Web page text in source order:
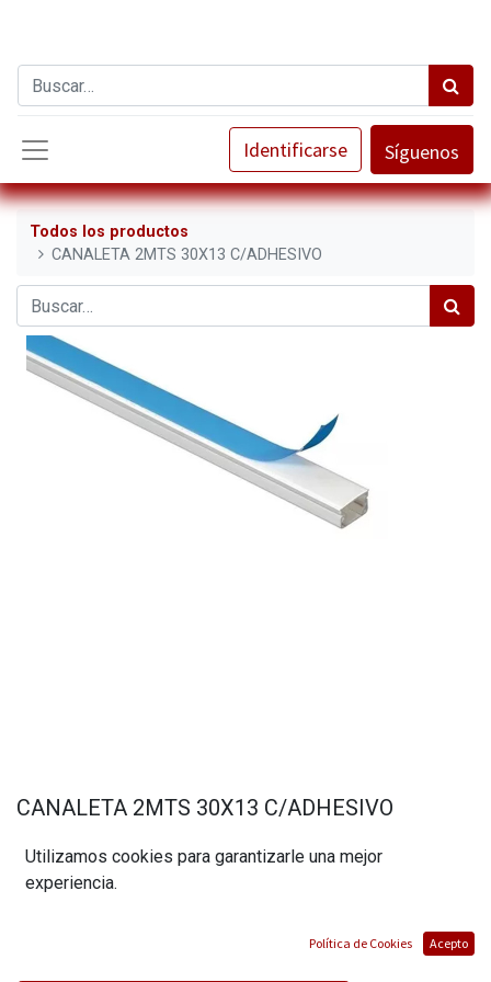
Identificarse Síguenos
Todos los productos
CANALETA 2MTS 30X13 C/ADHESIVO
CANALETA 2MTS 30X13 C/ADHESIVO
$5,60
Utilizamos cookies para garantizarle una mejor
experiencia.
Política de Cookies Acepto